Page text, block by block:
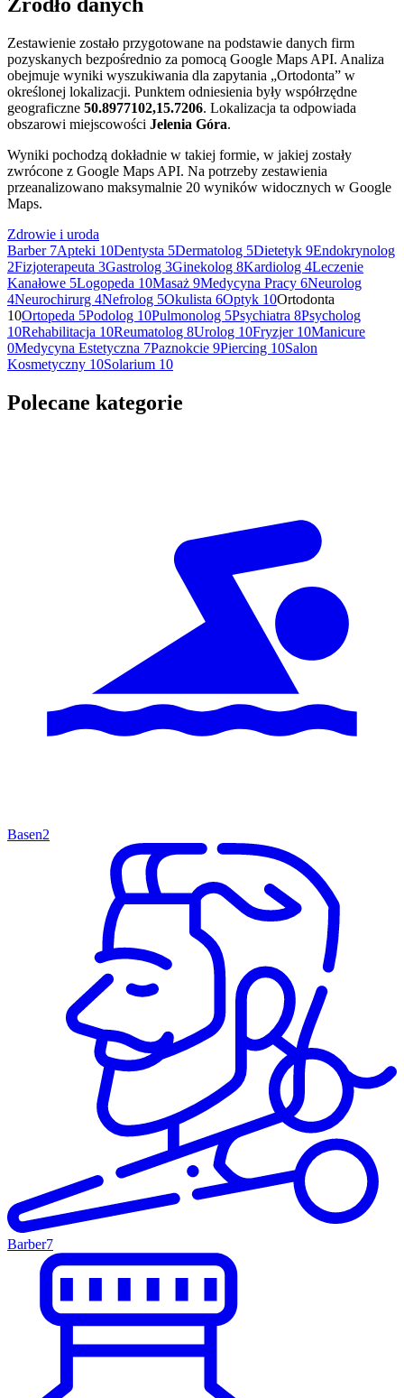
−
Zestawienie zostało przygotowane na podstawie danych firm
pozyskanych bezpośrednio za pomocą Google Maps API. Analiza
obejmuje wyniki wyszukiwania dla zapytania „Ortodonta” w
określonej lokalizacji. Punktem odniesienia były współrzędne
geograficzne 50.8977102,15.7206. Lokalizacja ta odpowiada
obszarowi miejscowości Jelenia Góra.
Wyniki pochodzą dokładnie w takiej formie, w jakiej zostały
zwrócone z Google Maps API. Na potrzeby zestawienia
przeanalizowano maksymalnie 20 wyników widocznych w Google
Maps.
Zdrowie i uroda
Barber 7Apteki 10Dentysta 5Dermatolog 5Dietetyk 9Endokrynolog
2Fizjoterapeuta 3Gastrolog 3Ginekolog 8Kardiolog 4Leczenie
Kanałowe 5Logopeda 10Masaż 9Medycyna Pracy 6Neurolog
4Neurochirurg 4Nefrolog 5Okulista 6Optyk 10Ortodonta
10Ortopeda 5Podolog 10Pulmonolog 5Psychiatra 8Psycholog
10Rehabilitacja 10Reumatolog 8Urolog 10Fryzjer 10Manicure
0Medycyna Estetyczna 7Paznokcie 9Piercing 10Salon
Kosmetyczny 10Solarium 10
Polecane kategorie
Basen2
Barber7